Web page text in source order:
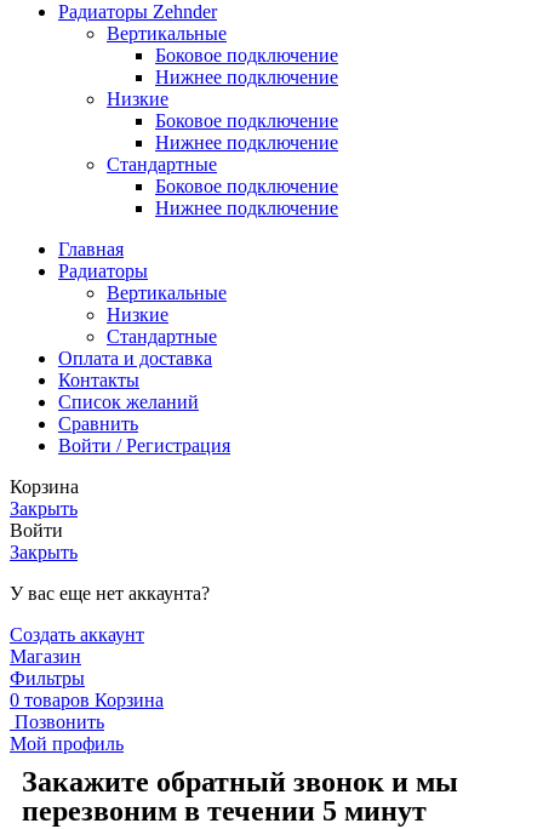
Радиаторы Zehnder
Вертикальные
Боковое подключение
Нижнее подключение
Низкие
Боковое подключение
Нижнее подключение
Стандартные
Боковое подключение
Нижнее подключение
Главная
Радиаторы
Вертикальные
Низкие
Стандартные
Оплата и доставка
Контакты
Список желаний
Сравнить
Войти / Регистрация
Корзина
Закрыть
Войти
Закрыть
У вас еще нет аккаунта?
Создать аккаунт
Магазин
Фильтры
0 товаров Корзина
Позвонить
Мой профиль
Закажите обратный звонок и мы
перезвоним в течении 5 минут